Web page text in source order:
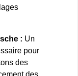
: Un
pour
des
des